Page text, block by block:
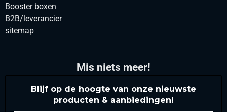
Booster boxen
B2B/leverancier
sitemap
Mis niets meer!
Blijf op de hoogte van onze nieuwste
producten & aanbiedingen!